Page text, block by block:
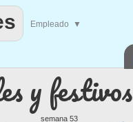
y festivos
semana 53
Empleado ▼